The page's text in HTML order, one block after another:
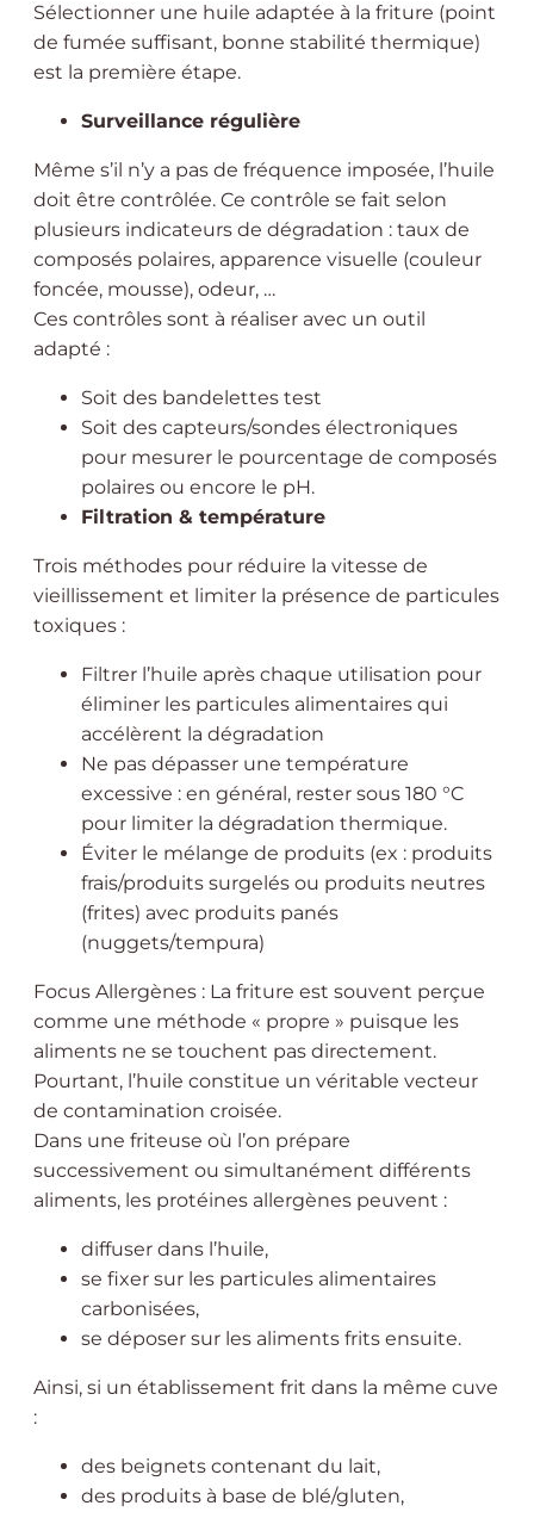
Sélectionner une huile adaptée à la friture (point
de fumée suffisant, bonne stabilité thermique)
est la première étape.
Surveillance régulière
Même s’il n’y a pas de fréquence imposée, l’huile
doit être contrôlée. Ce contrôle se fait selon
plusieurs indicateurs de dégradation : taux de
composés polaires, apparence visuelle (couleur
foncée, mousse), odeur, …
Ces contrôles sont à réaliser avec un outil
adapté :
Soit des bandelettes test
Soit des capteurs/sondes électroniques
pour mesurer le pourcentage de composés
polaires ou encore le pH.
Filtration & température
Trois méthodes pour réduire la vitesse de
vieillissement et limiter la présence de particules
toxiques :
Filtrer l’huile après chaque utilisation pour
éliminer les particules alimentaires qui
accélèrent la dégradation
Ne pas dépasser une température
excessive : en général, rester sous 180 °C
pour limiter la dégradation thermique.
Éviter le mélange de produits (ex : produits
frais/produits surgelés ou produits neutres
(frites) avec produits panés
(nuggets/tempura)
Focus Allergènes : La friture est souvent perçue
comme une méthode « propre » puisque les
aliments ne se touchent pas directement.
Pourtant, l’huile constitue un véritable vecteur
de contamination croisée.
Dans une friteuse où l’on prépare
successivement ou simultanément différents
aliments, les protéines allergènes peuvent :
diffuser dans l’huile,
se fixer sur les particules alimentaires
carbonisées,
se déposer sur les aliments frits ensuite.
Ainsi, si un établissement frit dans la même cuve
:
des beignets contenant du lait,
des produits à base de blé/gluten,